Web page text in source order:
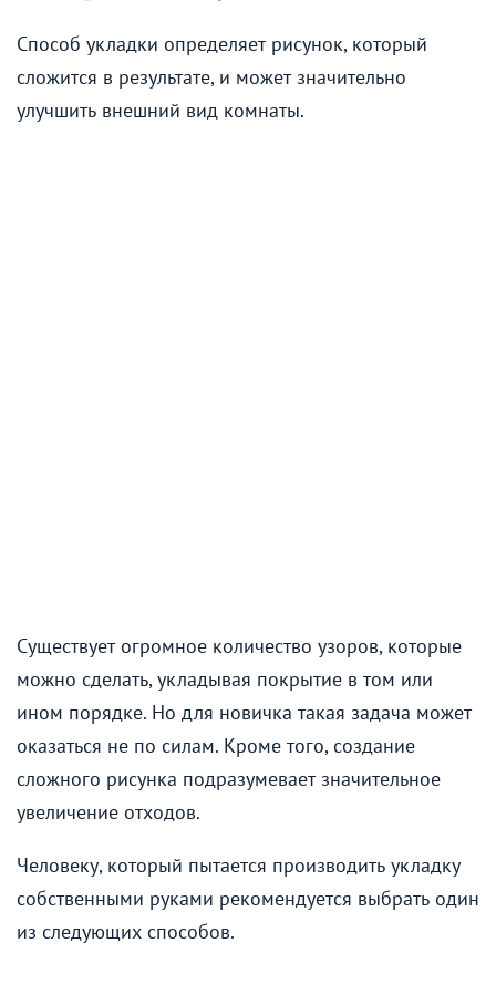
Способ укладки определяет рисунок, который
сложится в результате, и может значительно
улучшить внешний вид комнаты.
Существует огромное количество узоров, которые
можно сделать, укладывая покрытие в том или
ином порядке. Но для новичка такая задача может
оказаться не по силам. Кроме того, создание
сложного рисунка подразумевает значительное
увеличение отходов.
Человеку, который пытается производить укладку
собственными руками рекомендуется выбрать один
из следующих способов.